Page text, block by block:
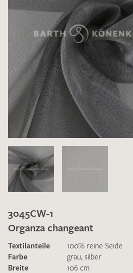
3045CW-1
Organza changeant
Textilanteile
100% reine Seide
Farbe
grau, silber
Breite
106 cm